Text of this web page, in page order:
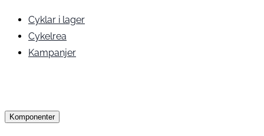
Cyklar i lager
Cykelrea
Kampanjer
Komponenter